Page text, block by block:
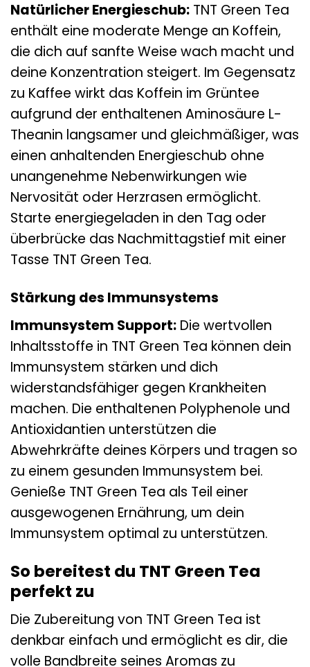
Natürlicher Energieschub: TNT Green Tea
enthält eine moderate Menge an Koffein,
die dich auf sanfte Weise wach macht und
deine Konzentration steigert. Im Gegensatz
zu Kaffee wirkt das Koffein im Grüntee
aufgrund der enthaltenen Aminosäure L-
Theanin langsamer und gleichmäßiger, was
einen anhaltenden Energieschub ohne
unangenehme Nebenwirkungen wie
Nervosität oder Herzrasen ermöglicht.
Starte energiegeladen in den Tag oder
überbrücke das Nachmittagstief mit einer
Tasse TNT Green Tea.
Stärkung des Immunsystems
Immunsystem Support: Die wertvollen
Inhaltsstoffe in TNT Green Tea können dein
Immunsystem stärken und dich
widerstandsfähiger gegen Krankheiten
machen. Die enthaltenen Polyphenole und
Antioxidantien unterstützen die
Abwehrkräfte deines Körpers und tragen so
zu einem gesunden Immunsystem bei.
Genieße TNT Green Tea als Teil einer
ausgewogenen Ernährung, um dein
Immunsystem optimal zu unterstützen.
So bereitest du TNT Green Tea
perfekt zu
Die Zubereitung von TNT Green Tea ist
denkbar einfach und ermöglicht es dir, die
volle Bandbreite seines Aromas zu